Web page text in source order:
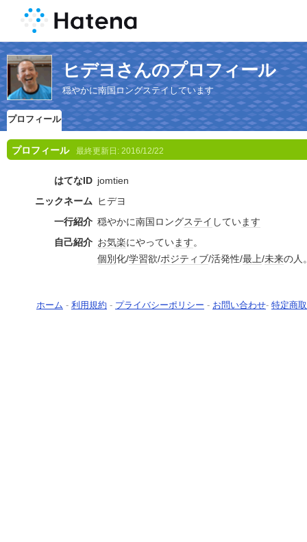
ヒデヨさんのプロフィール
穏やかに南国ロングステイしています
プロフィール
プロフィール 最終更新日: 2016/12/22
はてなID jomtien
ニックネーム ヒデヨ
一行紹介 穏やかに南国ロングステイ しています
自己紹介 お気楽にやっています。
個別化/学習欲/ポジティブ/活発性/最上/未来の人
ホーム - 利用規約 - プライバシーポリシー - お問い合わせ- 特定商